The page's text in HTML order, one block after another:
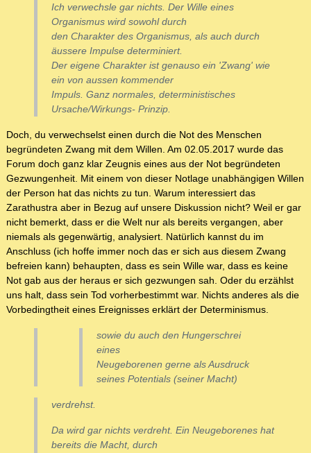
Ich verwechsle gar nichts. Der Wille eines
Organismus wird sowohl durch
den Charakter des Organismus, als auch durch
äussere Impulse determiniert.
Der eigene Charakter ist genauso ein 'Zwang' wie
ein von aussen kommender
Impuls. Ganz normales, deterministisches
Ursache/Wirkungs- Prinzip.
Doch, du verwechselst einen durch die Not des Menschen
begründeten Zwang mit dem Willen. Am 02.05.2017 wurde das
Forum doch ganz klar Zeugnis eines aus der Not begründeten
Gezwungenheit. Mit einem von dieser Notlage unabhängigen Willen
der Person hat das nichts zu tun. Warum interessiert das
Zarathustra aber in Bezug auf unsere Diskussion nicht? Weil er gar
nicht bemerkt, dass er die Welt nur als bereits vergangen, aber
niemals als gegenwärtig, analysiert. Natürlich kannst du im
Anschluss (ich hoffe immer noch das er sich aus diesem Zwang
befreien kann) behaupten, dass es sein Wille war, dass es keine
Not gab aus der heraus er sich gezwungen sah. Oder du erzählst
uns halt, dass sein Tod vorherbestimmt war. Nichts anderes als die
Vorbedingtheit eines Ereignisses erklärt der Determinismus.
sowie du auch den Hungerschrei
eines
Neugeborenen gerne als Ausdruck
seines Potentials (seiner Macht)
verdrehst.
Da wird gar nichts verdreht. Ein Neugeborenes hat
bereits die Macht, durch